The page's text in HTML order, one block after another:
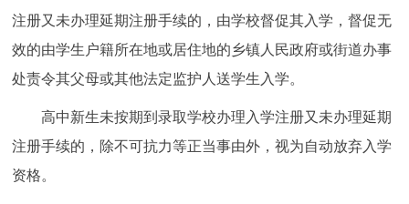
注册又未办理延期注册手续的，由学校督促其入学，督促无
效的由学生户籍所在地或居住地的乡镇人民政府或街道办事
处责令其父母或其他法定监护人送学生入学。
高中新生未按期到录取学校办理入学注册又未办理延期
注册手续的，除不可抗力等正当事由外，视为自动放弃入学
资格。